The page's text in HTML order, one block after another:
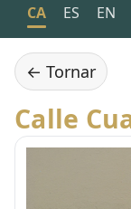
CA ES EN
← Tornar
Calle